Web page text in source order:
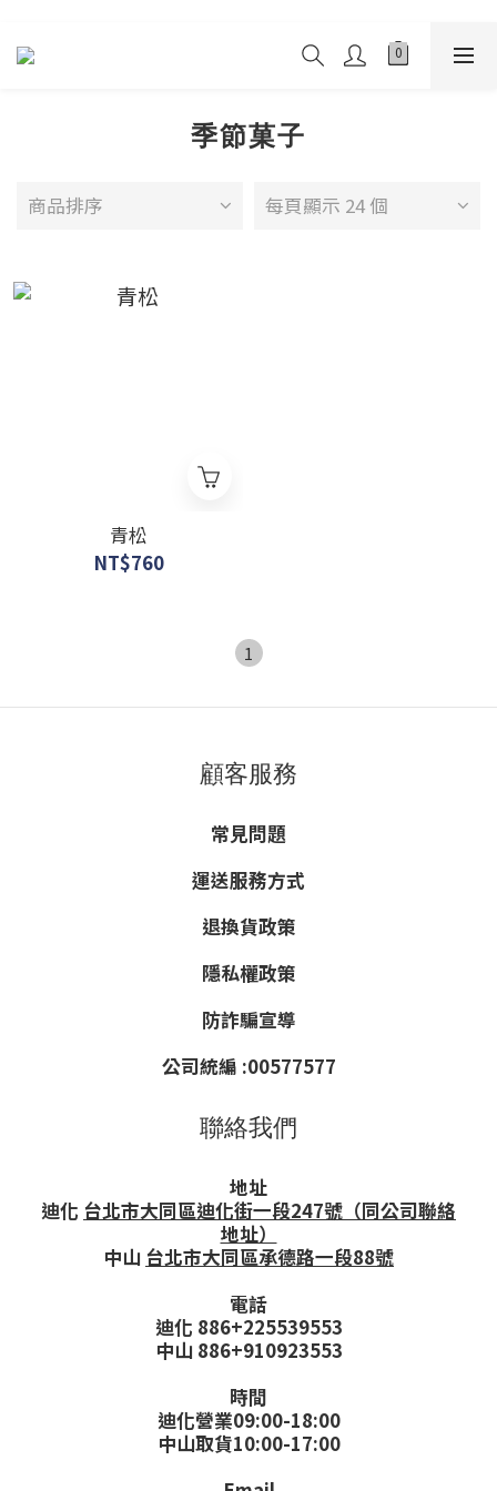
季節菓子
商品排序 每頁顯示 24 個
青松
NT$760
1
顧客服務
常見問題
運送服務方式
退換貨政策
隱私權政策
防詐騙宣導
公司統編 :00577577
聯絡我們
地址
迪化 台北市大同區迪化街一段247號（同公司聯絡
地址）
中山 台北市大同區承德路一段88號
電話
迪化 886+225539553
中山 886+910923553
時間
迪化營業09:00-18:00
中山取貨10:00-17:00